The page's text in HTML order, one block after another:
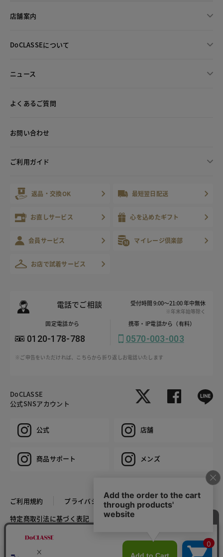
店舗案内
DoCLASSEについて
ニュース
よくあるご質問
お問い合わせ
ご利用ガイド
返品・交換OK 最短翌日配送
お直しサービス 心を込めたギフト
会員サービス マイレージ倶楽部
お店で試着サービス
電話でご相談 受付時間 9:00～21:00 年中無休
※年末年始等除く
固定電話から
0120-178-788
携帯・IP電話から（有料）
0570-003-003
※ご申告をいただければ、こちらから折り返しお電話いたします
DoCLASSE
公式SNSアカウント
公式 店舗
商品サポート メンズ
ご利用規約
プライバシーポリシー
特定商取引法に基づく表記
推奨環境
COPYRIGHT © DoCLASSE ALL RIGHTS RESERVED.